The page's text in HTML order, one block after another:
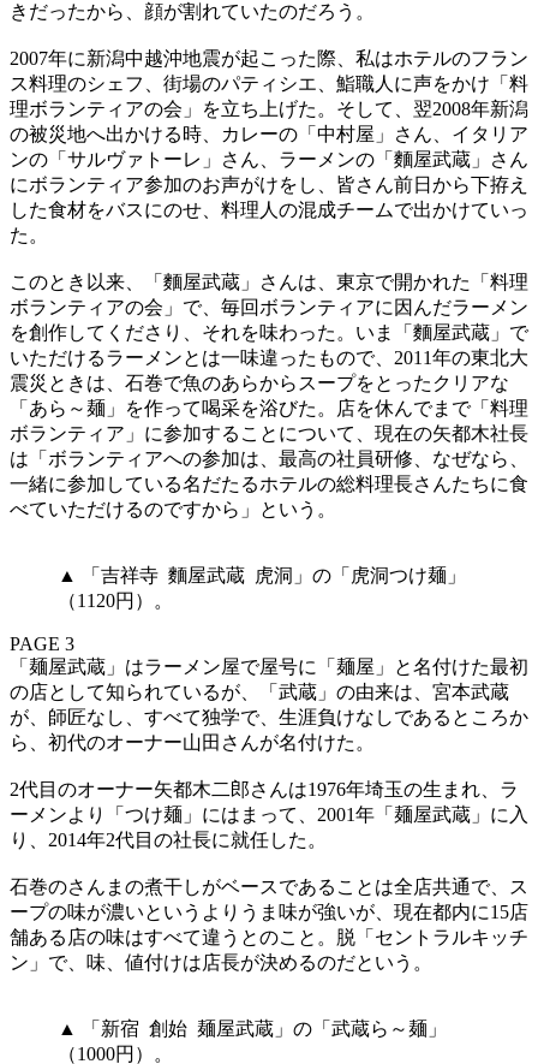
きだったから、顔が割れていたのだろう。
2007年に新潟中越沖地震が起こった際、私はホテルのフラン
ス料理のシェフ、街場のパティシエ、鮨職人に声をかけ「料
理ボランティアの会」を立ち上げた。そして、翌2008年新潟
の被災地へ出かける時、カレーの「中村屋」さん、イタリア
ンの「サルヴァトーレ」さん、ラーメンの「麵屋武蔵」さん
にボランティア参加のお声がけをし、皆さん前日から下拵え
した食材をバスにのせ、料理人の混成チームで出かけていっ
た。
このとき以来、「麵屋武蔵」さんは、東京で開かれた「料理
ボランティアの会」で、毎回ボランティアに因んだラーメン
を創作してくださり、それを味わった。いま「麵屋武蔵」で
いただけるラーメンとは一味違ったもので、2011年の東北大
震災ときは、石巻で魚のあらからスープをとったクリアな
「あら～麺」を作って喝采を浴びた。店を休んでまで「料理
ボランティア」に参加することについて、現在の矢都木社長
は「ボランティアへの参加は、最高の社員研修、なぜなら、
一緒に参加している名だたるホテルの総料理長さんたちに食
べていただけるのですから」という。
▲ 「吉祥寺 麵屋武蔵 虎洞」の「虎洞つけ麺」
（1120円）。
PAGE 3
「麺屋武蔵」はラーメン屋で屋号に「麺屋」と名付けた最初
の店として知られているが、「武蔵」の由来は、宮本武蔵
が、師匠なし、すべて独学で、生涯負けなしであるところか
ら、初代のオーナー山田さんが名付けた。
2代目のオーナー矢都木二郎さんは1976年埼玉の生まれ、ラ
ーメンより「つけ麺」にはまって、2001年「麺屋武蔵」に入
り、2014年2代目の社長に就任した。
石巻のさんまの煮干しがベースであることは全店共通で、ス
ープの味が濃いというよりうま味が強いが、現在都内に15店
舗ある店の味はすべて違うとのこと。脱「セントラルキッチ
ン」で、味、値付けは店長が決めるのだという。
▲ 「新宿 創始 麺屋武蔵」の「武蔵ら～麺」
（1000円）。